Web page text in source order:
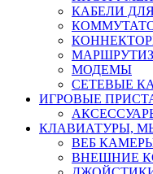
КАБЕЛИ
МОДЕМЫ
СЕТЕВЫЕ
ИГРОВЫЕ
КЛАВИАТУРЫ,
ВЕБ
ВНЕШНИЕ